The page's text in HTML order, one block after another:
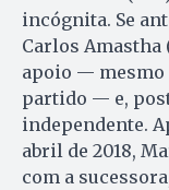
incógnita. Se
Carlos Amastha
apoio — mesmo
partido — e,
independente.
abril de 2018,
com a